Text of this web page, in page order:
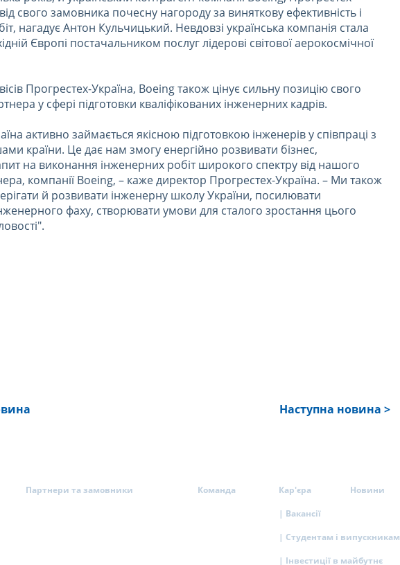
свого замовника почесну нагороду за виняткову ефективність і
нагадує Антон Кульчицький. Невдовзі українська компанія стала
Європі постачальником послуг лідерові світової аерокосмічної
Прогрестех-Україна, Boeing також цінує сильну позицію свого
у сфері підготовки кваліфікованих інженерних кадрів.
активно займається якісною підготовкою інженерів у співпраці з
країни. Це дає нам змогу енергійно розвивати бізнес,
на виконання інженерних робіт широкого спектру від нашого
компанії Boeing, – каже директор Прогрестех-Україна. – Ми також
й розвивати інженерну школу України, посилювати
фаху, створювати умови для сталого зростання цього
Наступна новина >
Партнери та замовники
Команда Кар'єра Новини
| Вакансії
| Студентам і випускникам
| Інвестиції в майбутнє